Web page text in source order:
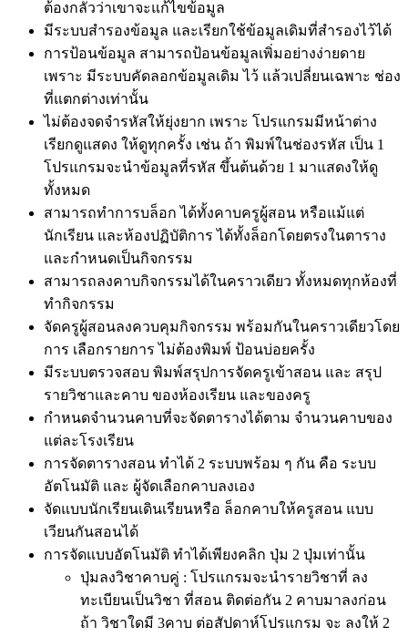
ต้องกลัวว่าเขาจะแก้ไขข้อมูล
มีระบบสำรองข้อมูล และเรียกใช้ข้อมูลเดิมที่สำรองไว้ได้
การป้อนข้อมูล สามารถป้อนข้อมูลเพิ่มอย่างง่ายดาย
เพราะ มีระบบคัดลอกข้อมูลเดิม ไว้ แล้วเปลี่ยนเฉพาะ ช่อง
ที่แตกต่างเท่านั้น
ไม่ต้องจดจำรหัสให้ยุ่งยาก เพราะ โปรแกรมมีหน้าต่าง
เรียกดูแสดง ให้ดูทุกครั้ง เช่น ถ้า พิมพ์ในช่องรหัส เป็น 1
โปรแกรมจะนำข้อมูลที่รหัส ขึ้นต้นด้วย 1 มาแสดงให้ดู
ทั้งหมด
สามารถทำการบล็อก ได้ทั้งคาบครูผู้สอน หรือแม้แต่
นักเรียน และห้องปฏิบัติการ ได้ทั้งล็อกโดยตรงในตาราง
และกำหนดเป็นกิจกรรม
สามารถลงคาบกิจกรรมได้ในคราวเดียว ทั้งหมดทุกห้องที่
ทำกิจกรรม
จัดครูผู้สอนลงควบคุมกิจกรรม พร้อมกันในคราวเดียวโดย
การ เลือกรายการ ไม่ต้องพิมพ์ ป้อนบ่อยครั้ง
มีระบบตรวจสอบ พิมพ์สรุปการจัดครูเข้าสอน และ สรุป
รายวิชาและคาบ ของห้องเรียน และของครู
กำหนดจำนวนคาบที่จะจัดตารางได้ตาม จำนวนคาบของ
แต่ละโรงเรียน
การจัดตารางสอน ทำได้ 2 ระบบพร้อม ๆ กัน คือ ระบบ
อัตโนมัติ และ ผู้จัดเลือกคาบลงเอง
จัดแบบนักเรียนเดินเรียนหรือ ล็อกคาบให้ครูสอน แบบ
เวียนกันสอนได้
การจัดแบบอัตโนมัติ ทำได้เพียงคลิก ปุ่ม 2 ปุ่มเท่านั้น
ปุ่มลงวิชาคาบคู่ : โปรแกรมจะนำรายวิชาที่ ลง
ทะเบียนเป็นวิชา ที่สอน ติดต่อกัน 2 คาบมาลงก่อน
ถ้า วิชาใดมี 3คาบ ต่อสัปดาห์โปรแกรม จะ ลงให้ 2